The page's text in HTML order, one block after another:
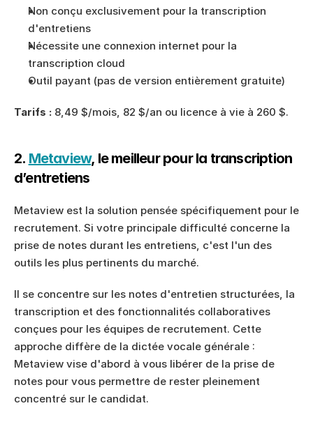
Non conçu exclusivement pour la transcription
d'entretiens
Nécessite une connexion internet pour la
transcription cloud
Outil payant (pas de version entièrement gratuite)
Tarifs : 8,49 $/mois, 82 $/an ou licence à vie à 260 $.
2. Metaview, le meilleur pour la transcription
d’entretiens
Metaview est la solution pensée spécifiquement pour le
recrutement. Si votre principale difficulté concerne la
prise de notes durant les entretiens, c'est l'un des
outils les plus pertinents du marché.
Il se concentre sur les notes d'entretien structurées, la
transcription et des fonctionnalités collaboratives
conçues pour les équipes de recrutement. Cette
approche diffère de la dictée vocale générale :
Metaview vise d'abord à vous libérer de la prise de
notes pour vous permettre de rester pleinement
concentré sur le candidat.